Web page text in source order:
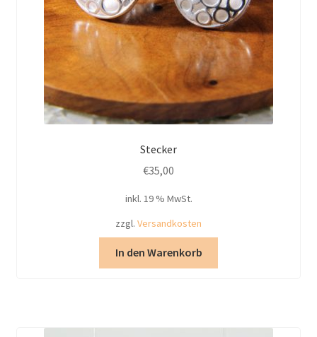
Stecker
€35,00
inkl. 19 % MwSt.
zzgl. Versandkosten
In den Warenkorb